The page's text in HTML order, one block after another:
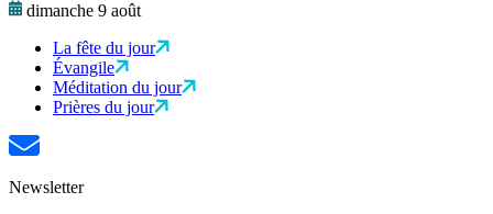
dimanche 9 août
La fête du jour
Évangile
Méditation du jour
Prières du jour
Newsletter